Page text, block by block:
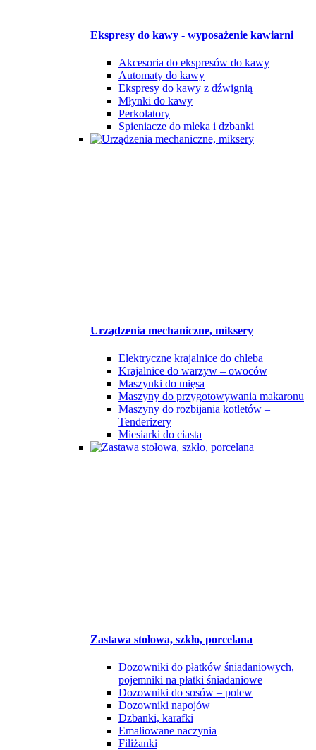
Ekspresy do kawy - wyposażenie kawiarni
Akcesoria do ekspresów do kawy
Automaty do kawy
Ekspresy do kawy z dźwignią
Młynki do kawy
Perkolatory
Spieniacze do mleka i dzbanki
Urządzenia mechaniczne, miksery
Elektryczne krajalnice do chleba
Krajalnice do warzyw – owoców
Maszynki do mięsa
Maszyny do przygotowywania makaronu
Maszyny do rozbijania kotletów –
Tenderizery
Miesiarki do ciasta
Zastawa stołowa, szkło, porcelana
Dozowniki do płatków śniadaniowych,
pojemniki na płatki śniadaniowe
Dozowniki do sosów – polew
Dozowniki napojów
Dzbanki, karafki
Emaliowane naczynia
Filiżanki